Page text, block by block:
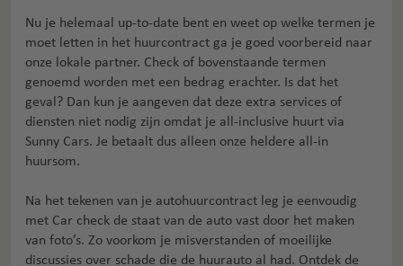
Nu je helemaal up-to-date bent en weet op welke termen je
moet letten in het huurcontract ga je goed voorbereid naar
onze lokale partner. Check of bovenstaande termen
genoemd worden met een bedrag erachter. Is dat het
geval? Dan kun je aangeven dat deze extra services of
diensten niet nodig zijn omdat je all-inclusive huurt via
Sunny Cars. Je betaalt dus alleen onze heldere all-in
huursom.
Na het tekenen van je autohuurcontract leg je eenvoudig
met Car check de staat van de auto vast door het maken
van foto’s. Zo voorkom je misverstanden of moeilijke
discussies over schade die de huurauto al had. Ontdek de